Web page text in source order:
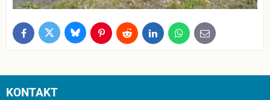
FacebookTwitter BlueskyPinterestReddit LinkedInWhatsApp
E-
mail
KONTAKT